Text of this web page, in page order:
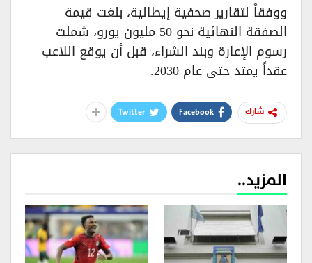
ووفقاً لتقارير صحفية إيطالية، بلغت قيمة
الصفقة النهائية نحو 50 مليون يورو، شملت
رسوم الإعارة وبند الشراء، قبل أن يوقع اللاعب
عقداً يمتد حتى عام 2030.
شارك Facebook
Twitter
المزيد..